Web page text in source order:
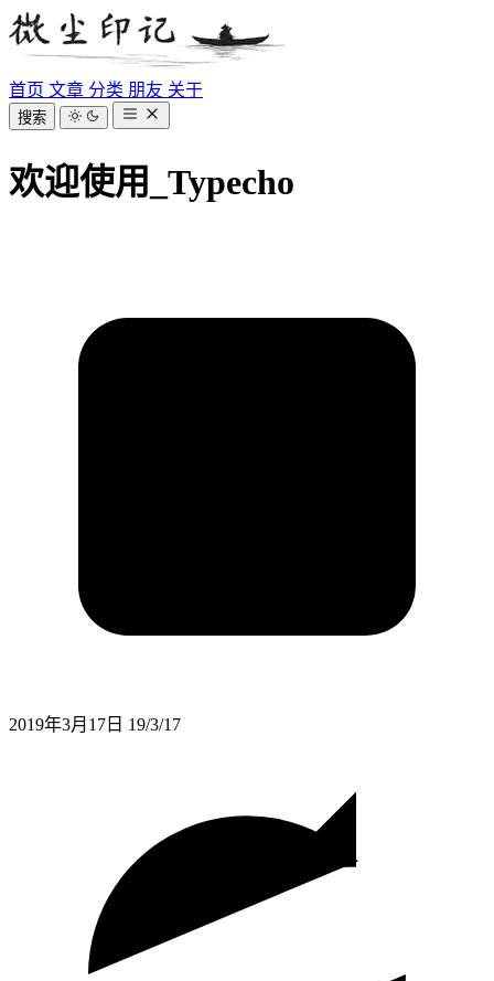
首页 文章 分类 朋友 关于
搜索
欢迎使用_Typecho
2019年3月17日 19/3/17